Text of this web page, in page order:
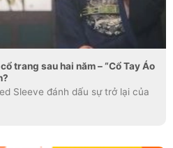
trang sau hai năm – “Cổ Tay Áo
Sleeve đánh dấu sự trở lại của